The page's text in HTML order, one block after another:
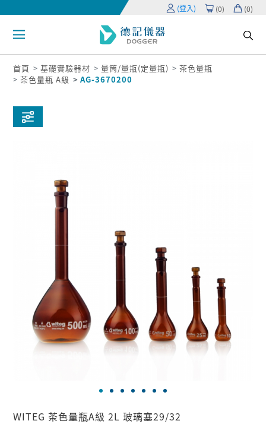
(登入) (0) (0)
首頁 基礎實驗器材 量筒/量瓶(定量瓶)
茶色量瓶
茶色量瓶 A級
AG-3670200
WITEG 茶色量瓶A級 2L 玻璃塞29/32